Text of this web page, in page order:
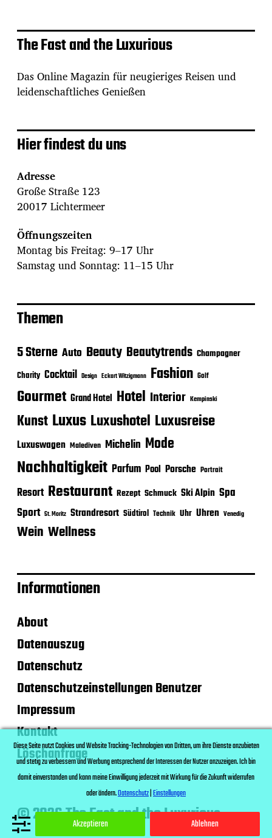
The Fast and the Luxurious
Das Online Magazin für neugieriges Reisen und
leidenschaftliches Genießen
Hier findest du uns
Adresse
Große Straße 123
20017 Lichtermeer
Öffnungszeiten
Montag bis Freitag: 9–17 Uhr
Samstag und Sonntag: 11–15 Uhr
Themen
5 Sterne Auto Beauty Beautytrends Champagner
Charity Cocktail Design Eckart Witzigmann Fashion Golf
Gourmet Grand Hotel Hotel Interior Kempinski
Kunst Luxus Luxushotel Luxusreise
Luxuswagen Malediven Michelin Mode
Nachhaltigkeit Parfum Pool Porsche Portrait
Resort Restaurant Rezept Schmuck Ski Alpin Spa
Sport St. Moritz Strandresort Südtirol Technik Uhr Uhren Venedig
Wein Wellness
Informationen
About
Datenauszug
Datenschutz
Datenschutzeinstellungen Benutzer
Impressum
Kontakt
Löschanfrage
© 2026 The Fast and the Luxurious
Diese Seite nutzt Cookies und Website Tracking-Technologien von Dritten, um ihre Dienste anzubieten
und stetig zu verbessern und Werbung entsprechend der Interessen der Nutzer anzuzeigen. Ich bin
damit einverstanden und kann meine Einwilligung jederzeit mit Wirkung für die Zukunft widerrufen
oder ändern.Datenschutz|Einstellungen
Akzeptieren Ablehnen